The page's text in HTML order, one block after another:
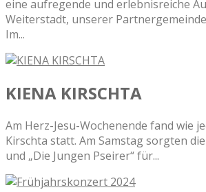
eine aufregende und erlebnisreiche
Weiterstadt, unserer
Im...
KIENA KIRSCHTA
Am Herz-Jesu-Wochenende fand wie
Kirschta statt. Am Samstag sorgten
und „Die Jungen Pseirer“ für...